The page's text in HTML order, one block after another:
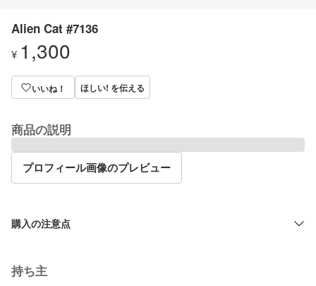
Alien Cat #7136
¥ 1,300
いいね！ ほしい! を伝える
商品の説明
プロフィール画像のプレビュー
購入の注意点
持ち主